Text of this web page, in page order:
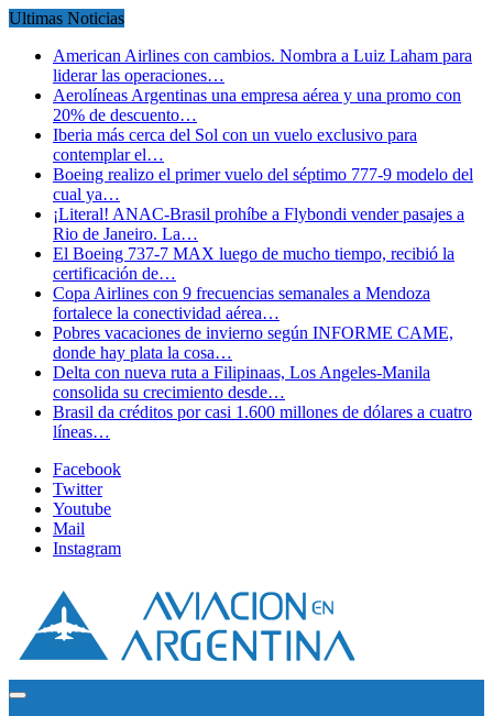
Ultimas Noticias
American Airlines con cambios. Nombra a Luiz Laham para
liderar las operaciones…
Aerolíneas Argentinas una empresa aérea y una promo con
20% de descuento…
Iberia más cerca del Sol con un vuelo exclusivo para
contemplar el…
Boeing realizo el primer vuelo del séptimo 777-9 modelo del
cual ya…
¡Literal! ANAC-Brasil prohíbe a Flybondi vender pasajes a
Rio de Janeiro. La…
El Boeing 737-7 MAX luego de mucho tiempo, recibió la
certificación de…
Copa Airlines con 9 frecuencias semanales a Mendoza
fortalece la conectividad aérea…
Pobres vacaciones de invierno según INFORME CAME,
donde hay plata la cosa…
Delta con nueva ruta a Filipinaas, Los Angeles-Manila
consolida su crecimiento desde…
Brasil da créditos por casi 1.600 millones de dólares a cuatro
líneas…
Facebook
Twitter
Youtube
Mail
Instagram